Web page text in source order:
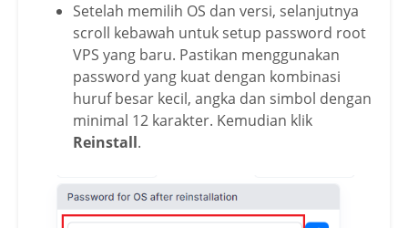
Setelah memilih OS dan versi, selanjutnya
scroll kebawah untuk setup password root
VPS yang baru. Pastikan menggunakan
password yang kuat dengan kombinasi
huruf besar kecil, angka dan simbol dengan
minimal 12 karakter. Kemudian klik
Reinstall.